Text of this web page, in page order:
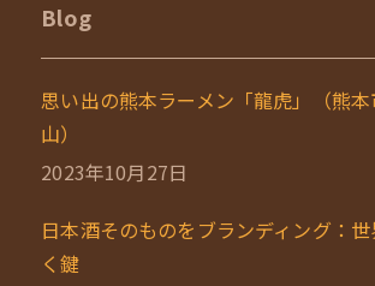
Blog
思い出の熊本ラーメン「龍虎」（熊
山）
2023年10月27日
日本酒そのものをブランディング：
く鍵